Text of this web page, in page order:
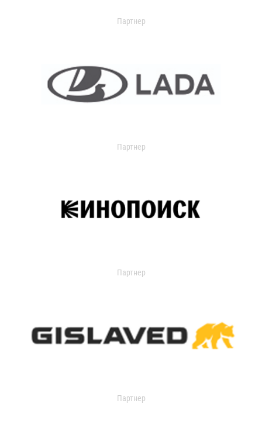
Партнер
Партнер
Партнер
Партнер